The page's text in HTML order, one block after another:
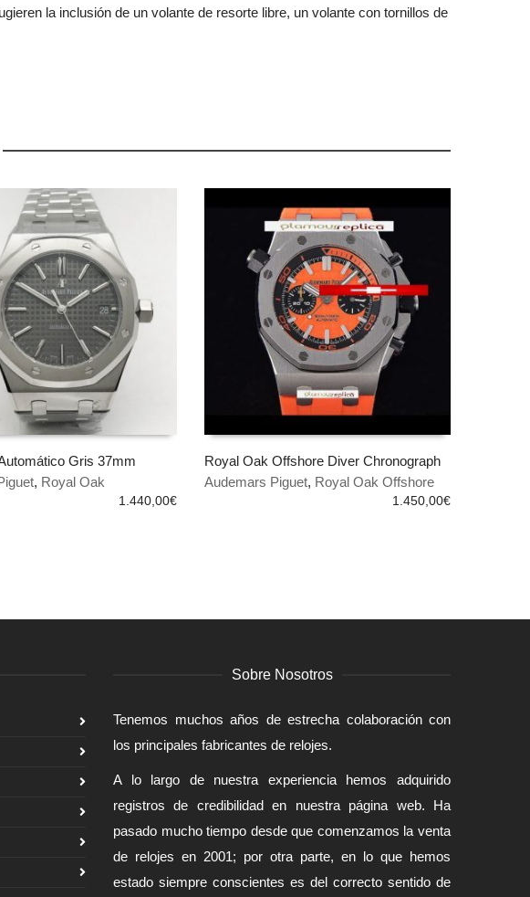
la inclusión de un volante de resorte libre, un volante con tornillos de
Gris 37mm
, Royal Oak
1.440,00€
AÑADIR AL CARRITO
Royal Oak Offshore Diver Chronograph
Audemars Piguet, Royal Oak Offshore
1.450,00€
Sobre Nosotros
Tenemos muchos años de estrecha colaboración con
los principales fabricantes de relojes.
A lo largo de nuestra experiencia hemos adquirido
registros de credibilidad en nuestra página web. Ha
pasado mucho tiempo desde que comenzamos la venta
de relojes en 2001; por otra parte, en lo que hemos
estado siempre conscientes es del correcto sentido de